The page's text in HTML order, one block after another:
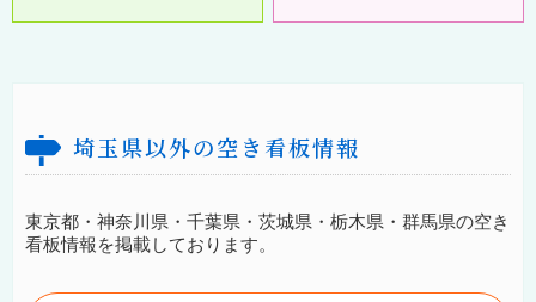
埼玉県以外の空き看板情報
東京都・神奈川県・千葉県・茨城県・栃木県・群馬県の空き
看板情報を掲載しております。